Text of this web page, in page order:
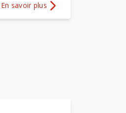
Plus d'informations sur
En savoir plus